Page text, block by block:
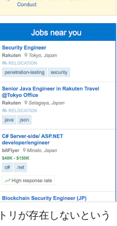
リが存在しないという